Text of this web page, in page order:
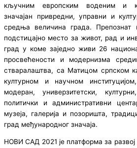
кључним европским воденим и
значајан привредни, управни и
средња величина града. Препознат
подстицајно место за живот, рад и
град у коме заједно живи 26
просвећености и модернизма
стваралаштва, са Матицом српском
културном и научном
модеран, универзитетски,
политички и административни
музеја, галерија и позоришта,
град међународног значаја.
НОВИ САД 2021 је платформа за развој